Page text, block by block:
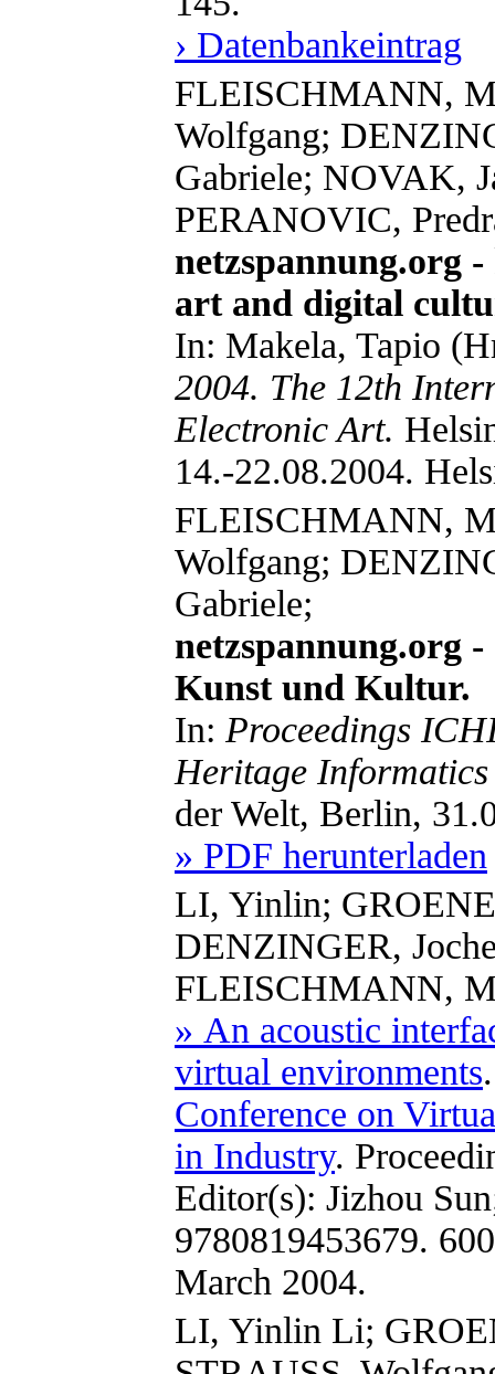
› Datenbankeintrag
FLEISCHMANN,
Wolfgang;
Gabriele; NOVAK,
PERANOVIC,
netzspannung.org
art and digital
In: Makela, Tapio
2004. The 12th
Electronic Art.
14.-22.08.2004.
FLEISCHMANN,
Wolfgang;
Gabriele;
netzspannung.org
Kunst und Kultur.
In: Proceedings
Heritage
der Welt, Berlin,
» PDF herunterladen
LI, Yinlin;
DENZINGER,
FLEISCHMANN,
» An acoustic
virtual environments
Conference on
in Industry.
Editor(s): Jizhou
9780819453679.
March 2004.
LI, Yinlin Li;